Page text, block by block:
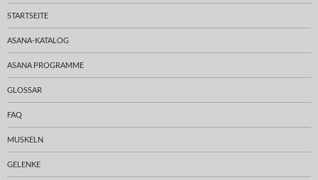
STARTSEITE
ASANA-KATALOG
ASANA PROGRAMME
GLOSSAR
FAQ
MUSKELN
GELENKE